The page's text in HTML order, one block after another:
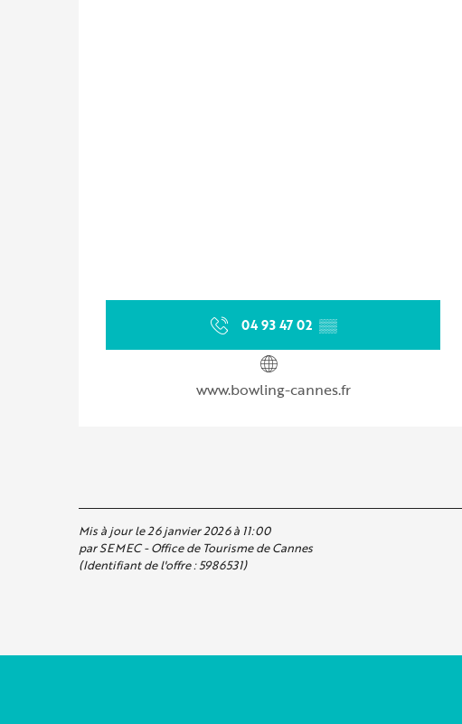
04 93 47 02 ▒▒
www.bowling-cannes.fr
Mis à jour le 26 janvier 2026 à 11:00
par SEMEC - Office de Tourisme de Cannes
(Identifiant de l'offre :5986531)